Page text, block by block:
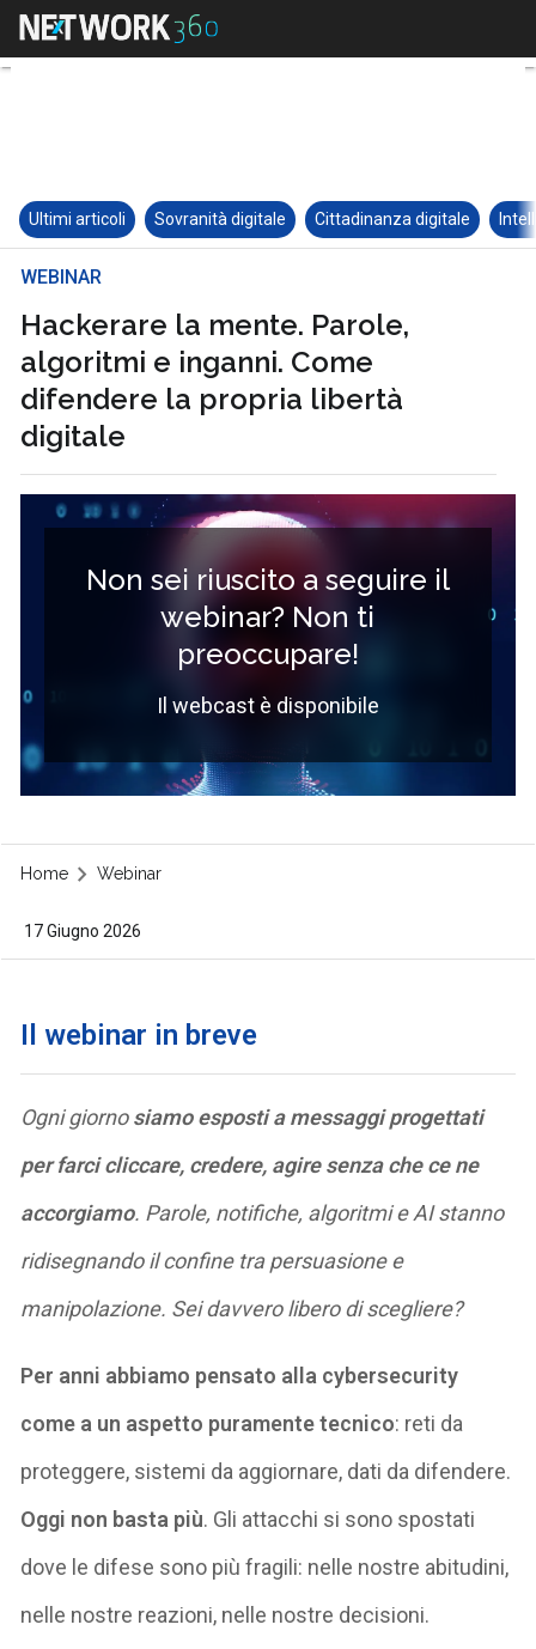
Ultimi articoli Sovranità digitale Cittadinanza digitale
WEBINAR
Hackerare la mente. Parole,
algoritmi e inganni. Come
difendere la propria libertà
digitale
Non sei riuscito a seguire il
webinar? Non ti
preoccupare!
Il webcast è disponibile
Home Webinar
17 Giugno 2026
Il webinar in breve
Ogni giornosiamo esposti a messaggi progettati
per farci cliccare, credere, agire senza che ce ne
accorgiamo. Parole, notifiche, algoritmi e AI stanno
ridisegnando il confine tra persuasione e
manipolazione. Sei davvero libero di scegliere?
Per anni abbiamo pensato alla cybersecurity
come a un aspetto puramente tecnico: reti da
proteggere, sistemi da aggiornare, dati da difendere.
Oggi non basta più. Gli attacchi si sono spostati
dove le difese sono più fragili: nelle nostre abitudini,
nelle nostre reazioni, nelle nostre decisioni.